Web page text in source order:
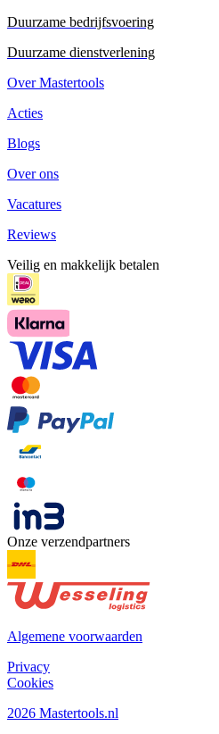
Duurzame bedrijfsvoering
Duurzame dienstverlening
Over Mastertools
Acties
Blogs
Over ons
Vacatures
Reviews
Veilig en makkelijk betalen
Onze verzendpartners
Algemene voorwaarden
Privacy
Cookies
2026 Mastertools.nl